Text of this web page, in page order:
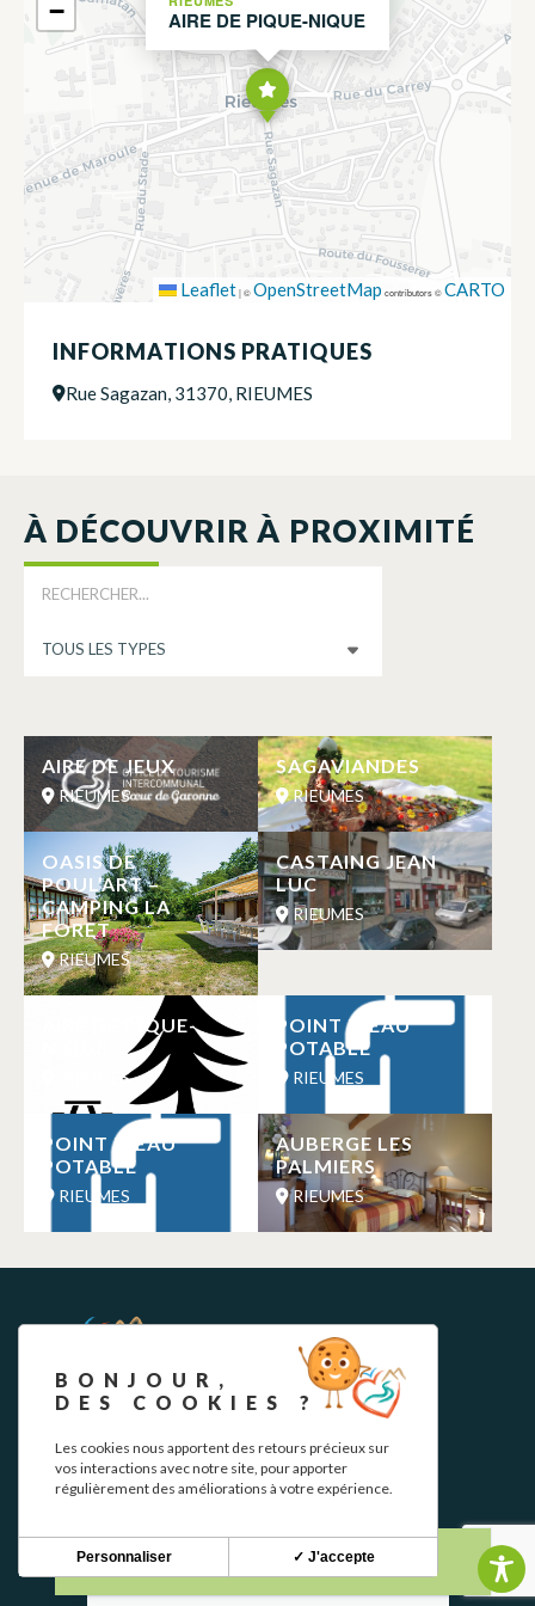
AIRE DE PIQUE-NIQUE
−
Leaflet|©OpenStreetMap contributors ©CARTO
INFORMATIONS PRATIQUES
Rue Sagazan, 31370, RIEUMES
À DÉCOUVRIR À PROXIMITÉ
AIRE DE JEUX
RIEUMES
SAGAVIANDES
RIEUMES
OASIS DE
POUL’ART –
CAMPING LA
FORET
RIEUMES
CASTAING JEAN
LUC
RIEUMES
AIRE DE PIQUE-
RIEUMES
POINT D’EAU
POTABLE
RIEUMES
POINT D’EAU
POTABLE
RIEUMES
AUBERGE LES
PALMIERS
RIEUMES
NEWSLETTER
BONJOUR,
DES COOKIES ?
Les cookies nous apportent des retours précieux sur
vos interactions avec notre site, pour apporter
régulièrement des améliorations à votre expérience.
✓ J'accepte
Personnaliser